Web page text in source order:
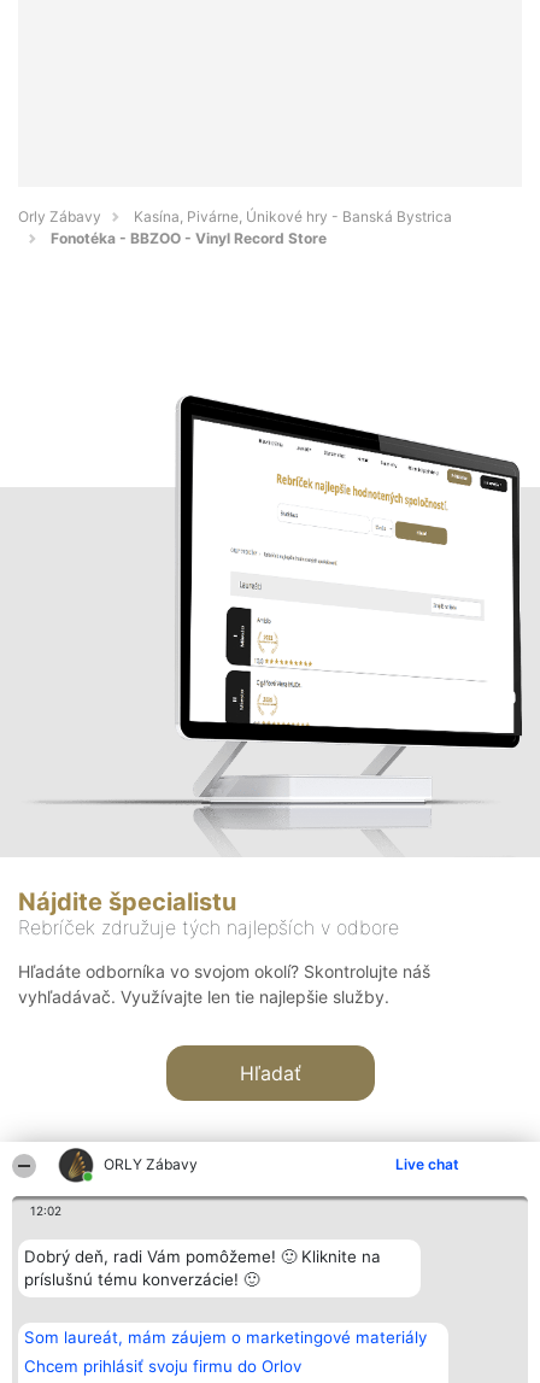
ORLY Zábavy Live chat
12:02
Dobrý deň, radi Vám pomôžeme! 🙂 Kliknite na
príslušnú tému konverzácie! 🙂
Som laureát, mám záujem o marketingové materiály
Chcem prihlásiť svoju firmu do Orlov
Orly Zábavy
Kasína, Pivárne, Únikové hry - Banská Bystrica
Fonotéka - BBZOO - Vinyl Record Store
Nájdite špecialistu
Rebríček združuje tých najlepších v odbore
Hľadáte odborníka vo svojom okolí? Skontrolujte náš
vyhľadávač. Využívajte len tie najlepšie služby.
Hľadať
Organizátor hodnotenia
Bright Side Solutions sp. z o.
o. sp. k.
Wrocław 50-079
KRS 0000749100 | Regon
381313360 | NIP 8943132676
+48 508 492 400
Hodnotenie
Laureáti
Lista
Laureatów
Podmienky
Obchodné
podmienky
Kontakt
Kontakt